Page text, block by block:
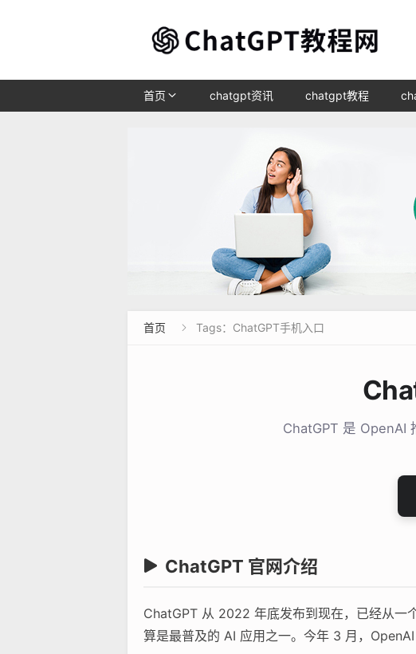
首页 chatgpt资讯 chatgpt教程
首页  Tags：ChatGPT手机入口
ChatGPT 是 OpenAI
ChatGPT 官网介绍
ChatGPT 从 2022 年底发布到现在，已经从一
算是最普及的 AI 应用之一。今年 3 月，